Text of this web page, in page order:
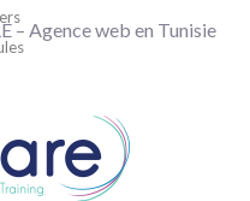
– Agence web en Tunisie